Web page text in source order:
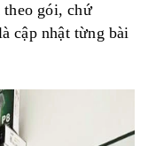
theo gói, chứ
cập nhật từng bài